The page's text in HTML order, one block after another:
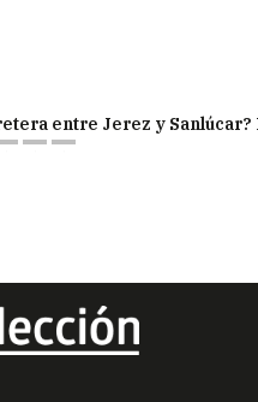
entre Jerez y